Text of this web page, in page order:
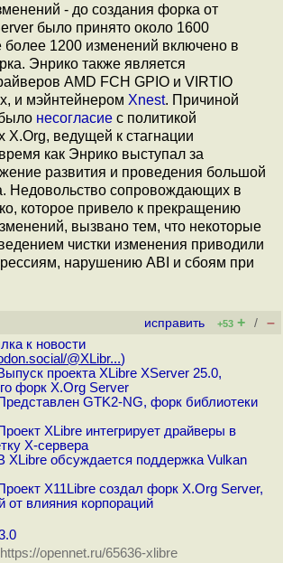
- до создания форка от
было принято около 1600
1200 изменений включено в
Энрико также является
AMD FCH GPIO и VIRTIO
и мэйнтейнером Xnest. Причиной
несогласие с политикой
ведущей к стагнации
как Энрико выступал за
развития и проведения большой
Недовольство сопровождающих в
которое привело к прекращению
вызвано тем, что некоторые
чистки изменения приводили
нарушению ABI и сбоям при
исправить +53 + / –
к новости
@XLibr...)
проекта XLibre XServer 25.0,
форк X.Org Server
GTK2-NG, форк библиотеки
XLibre интегрирует драйверы в
X-сервера
XLibre обсуждается поддержка Vulkan
X11Libre создал форк X.Org Server,
от влияния корпораций
opennet.ru/65636-xlibre